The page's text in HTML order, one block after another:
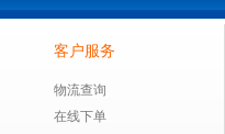
客户服务
物流查询
在线下单